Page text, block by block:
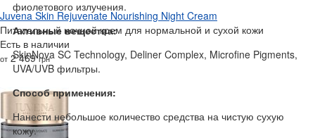
фиолетового излучения.
Активные вещества:
SkinNova SC Technology, Deliner Complex, Microfine Pigments,
UVA/UVB фильтры.
Способ применения:
Нанести небольшое количество средства на чистую сухую
кожу.
Juvena Skin Rejuvenate Nourishing Night Cream
Питательный ночной крем для нормальной и сухой кожи
Есть в наличии
от 2 469грн